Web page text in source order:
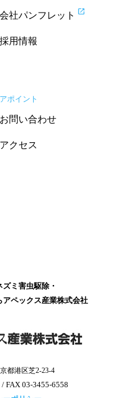
会社パンフレット open_in_new
採用情報
アポイント
お問い合わせ
アクセス
ミ害虫駆除・
ペックス産業株式会社
都港区芝2-23-4
/ FAX 03-3455-6558